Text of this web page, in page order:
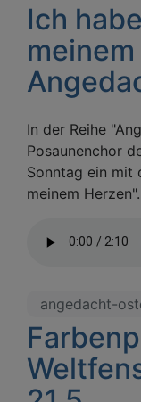
Ich
In der Reihe
Posaunenchor
Sonntag ein mit
meinem Herzen".
angedacht-